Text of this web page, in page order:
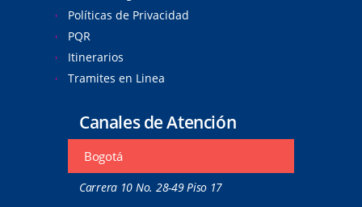
Políticas de Privacidad
PQR
Itinerarios
Tramites en Linea
Canales de Atención
Bogotá
Carrera 10 No. 28-49 Piso 17